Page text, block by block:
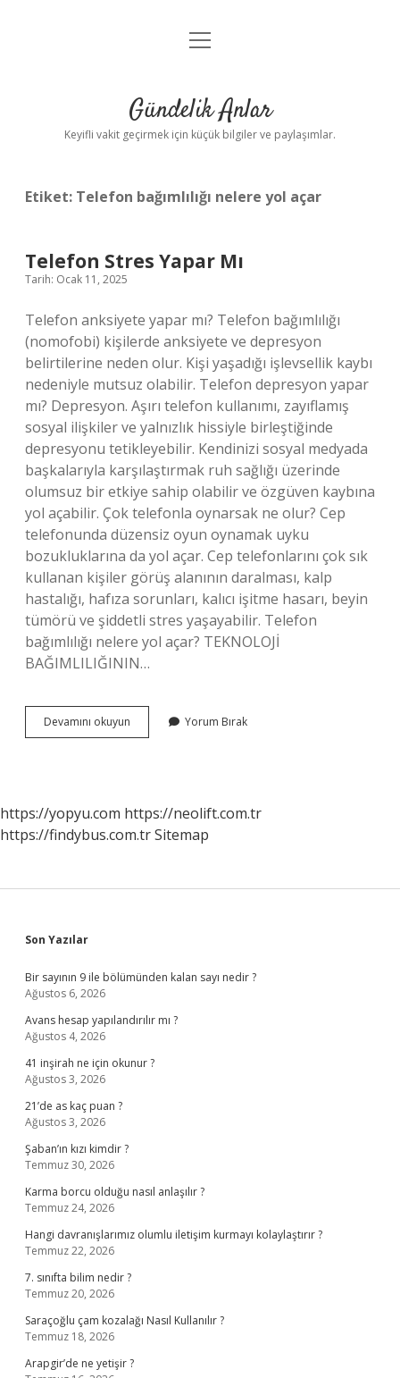
Anasayfa
Yasal Uyarı
menüyü
Gündelik Anlar
Keyifli vakit geçirmek için küçük bilgiler ve paylaşımlar.
Etiket: Telefon bağımlılığı nelere yol açar
Telefon Stres Yapar Mı
Tarih: Ocak 11, 2025
Telefon anksiyete yapar mı? Telefon bağımlılığı
(nomofobi) kişilerde anksiyete ve depresyon
belirtilerine neden olur. Kişi yaşadığı işlevsellik kaybı
nedeniyle mutsuz olabilir. Telefon depresyon yapar
mı? Depresyon. Aşırı telefon kullanımı, zayıflamış
sosyal ilişkiler ve yalnızlık hissiyle birleştiğinde
depresyonu tetikleyebilir. Kendinizi sosyal medyada
başkalarıyla karşılaştırmak ruh sağlığı üzerinde
olumsuz bir etkiye sahip olabilir ve özgüven kaybına
yol açabilir. Çok telefonla oynarsak ne olur? Cep
telefonunda düzensiz oyun oynamak uyku
bozukluklarına da yol açar. Cep telefonlarını çok sık
kullanan kişiler görüş alanının daralması, kalp
hastalığı, hafıza sorunları, kalıcı işitme hasarı, beyin
tümörü ve şiddetli stres yaşayabilir. Telefon
bağımlılığı nelere yol açar? TEKNOLOJİ
BAĞIMLILIĞININ…
Devamını okuyun
Stres
Yorum Bırak
https://yopyu.com https://neolift.com.tr
https://findybus.com.trSitemap
Sidebar
Son Yazılar
Bir sayının 9 ile bölümünden kalan sayı nedir ?
Ağustos 6, 2026
Avans hesap yapılandırılır mı ?
Ağustos 4, 2026
41 inşirah ne için okunur ?
Ağustos 3, 2026
21’de as kaç puan ?
Ağustos 3, 2026
Şaban’ın kızı kimdir ?
Temmuz 30, 2026
Karma borcu olduğu nasıl anlaşılır ?
Temmuz 24, 2026
Hangi davranışlarımız olumlu iletişim kurmayı kolaylaştırır ?
Temmuz 22, 2026
7. sınıfta bilim nedir ?
Temmuz 20, 2026
Saraçoğlu çam kozalağı Nasıl Kullanılır ?
Temmuz 18, 2026
Arapgir’de ne yetişir ?